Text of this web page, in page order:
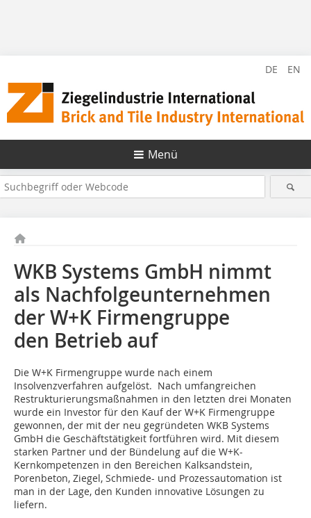
DE EN
Menü
WKB Systems GmbH nimmt
als Nachfolgeunternehmen
der W+K Firmengruppe
den Betrieb auf
Die W+K Firmengruppe wurde nach einem
Insolvenzverfahren aufgelöst. Nach umfangreichen
Restrukturierungsmaßnahmen in den letzten drei Monaten
wurde ein Investor für den Kauf der W+K ­Firmengruppe
gewonnen, der mit der neu gegründeten WKB Systems
GmbH die Geschäftstätigkeit fortführen wird. Mit diesem
starken Partner und der Bündelung auf die W+K-
Kernkompetenzen in den Bereichen Kalksandstein,
Porenbeton, Ziegel, Schmiede- und Prozessautomation ist
man in der Lage, den Kunden innovative Lösungen zu
liefern.